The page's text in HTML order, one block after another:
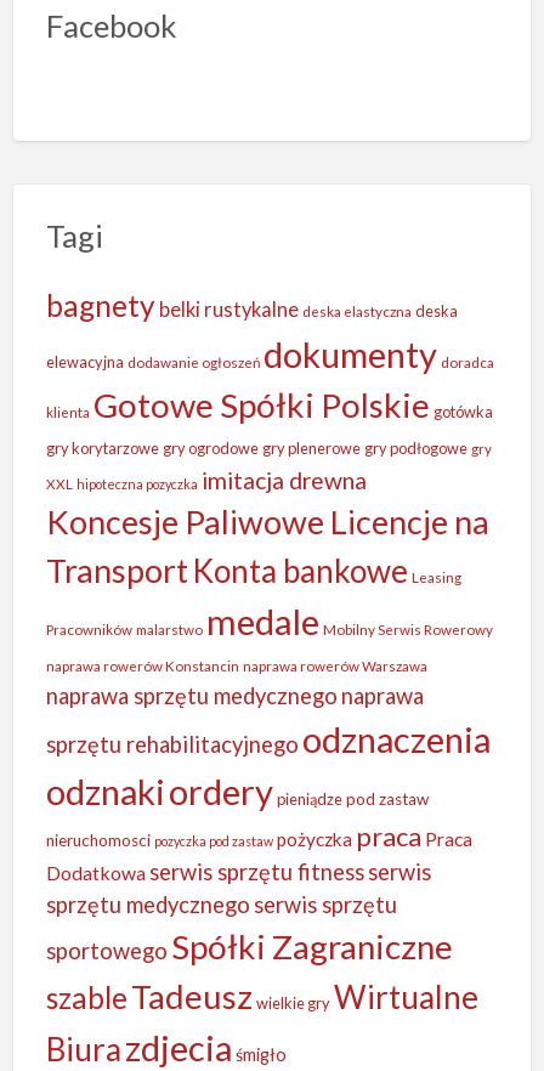
Facebook
Tagi
bagnety belki rustykalne deska elastyczna deska
elewacyjna dodawanie ogłoszeń dokumenty doradca
klienta Gotowe Spółki Polskie gotówka
gry korytarzowe gry ogrodowe gry plenerowe gry podłogowe gry
XXL hipoteczna pozyczka imitacja drewna
Koncesje Paliwowe Licencje na
TransportKonta bankowe Leasing
Pracowników malarstwo medale Mobilny Serwis Rowerowy
naprawa rowerów Konstancin naprawa rowerów Warszawa
naprawa sprzętu medycznego naprawa
sprzętu rehabilitacyjnego odznaczenia
odznakiordery pieniądze pod zastaw
nieruchomosci pozyczka pod zastaw pożyczka praca Praca
Dodatkowa serwis sprzętu fitnessserwis
sprzętu medycznego serwis sprzętu
sportowego Spółki Zagraniczne
szableTadeusz wielkie gry Wirtualne
Biurazdjecia śmigło